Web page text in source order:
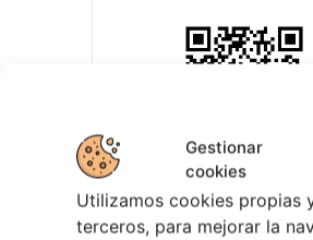
Gestionar
cookies
Utilizamos cookies propias
terceros, para mejorar la